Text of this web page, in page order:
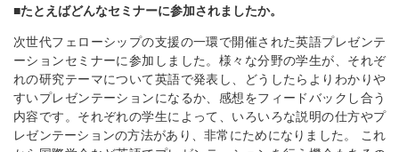
■たとえばどんなセミナーに参加されましたか。
次世代フェローシップの支援の一環で開催された英語プレゼンテ
ーションセミナーに参加しました。様々な分野の学生が、それぞ
れの研究テーマについて英語で発表し、どうしたらよりわかりや
すいプレゼンテーションになるか、感想をフィードバックし合う
内容です。それぞれの学生によって、いろいろな説明の仕方やプ
レゼンテーションの方法があり、非常にためになりました。 これ